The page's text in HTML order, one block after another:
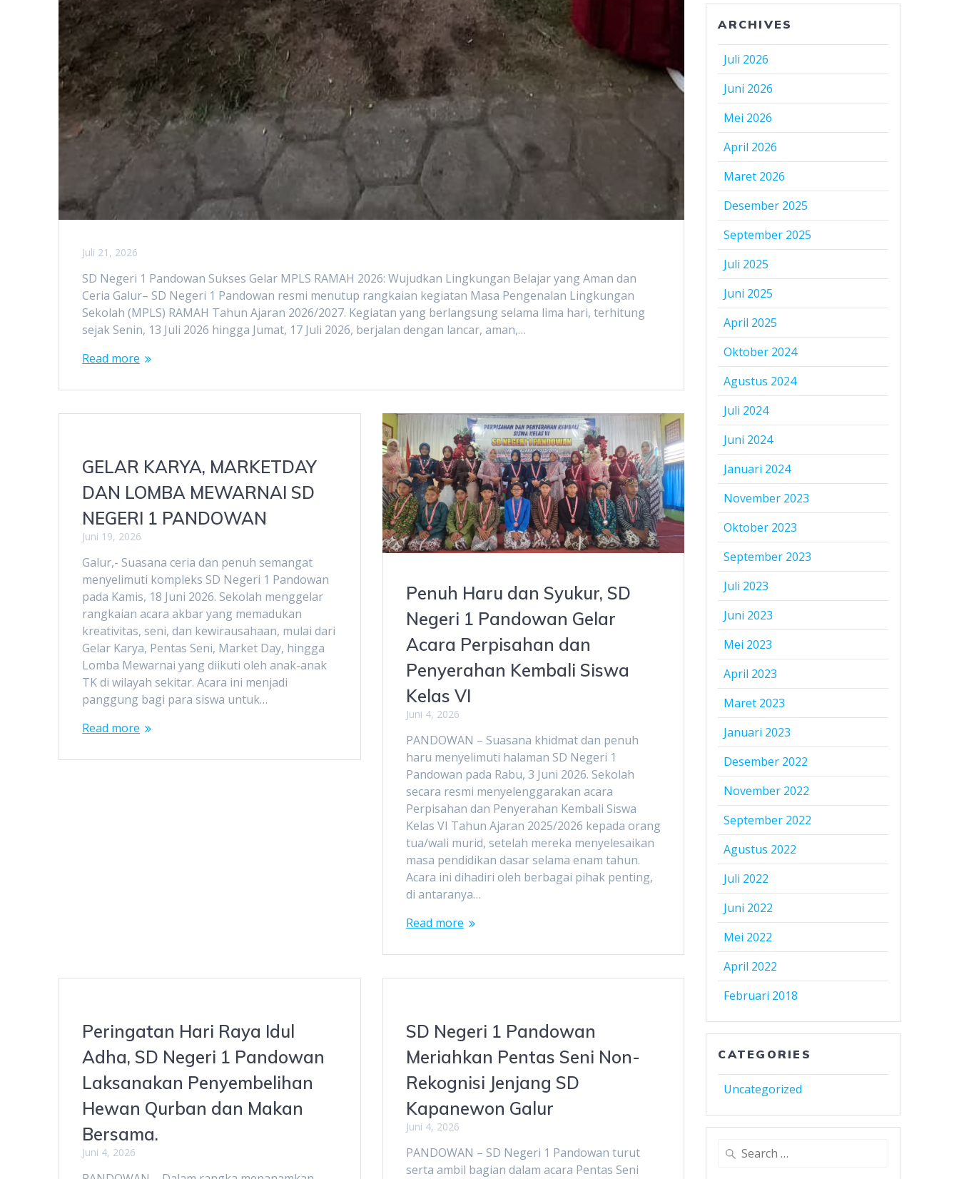
Juli 21, 2026
SD Negeri 1 Pandowan Sukses Gelar MPLS RAMAH 2026: Wujudkan Lingkungan Belajar yang Aman dan
Ceria Galur– SD Negeri 1 Pandowan resmi menutup rangkaian kegiatan Masa Pengenalan Lingkungan
Sekolah (MPLS) RAMAH Tahun Ajaran 2026/2027. Kegiatan yang berlangsung selama lima hari, terhitung
sejak Senin, 13 Juli 2026 hingga Jumat, 17 Juli 2026, berjalan dengan lancar, aman,…
Read more
GELAR KARYA, MARKETDAY
DAN LOMBA MEWARNAI SD
NEGERI 1 PANDOWAN
Juni 19, 2026
Galur,- Suasana ceria dan penuh semangat
menyelimuti kompleks SD Negeri 1 Pandowan
pada Kamis, 18 Juni 2026. Sekolah menggelar
rangkaian acara akbar yang memadukan
kreativitas, seni, dan kewirausahaan, mulai dari
Gelar Karya, Pentas Seni, Market Day, hingga
Lomba Mewarnai yang diikuti oleh anak-anak
TK di wilayah sekitar. Acara ini menjadi
panggung bagi para siswa untuk…
Read more
Penuh Haru dan Syukur, SD
Negeri 1 Pandowan Gelar
Acara Perpisahan dan
Penyerahan Kembali Siswa
Kelas VI
Juni 4, 2026
PANDOWAN – Suasana khidmat dan penuh
haru menyelimuti halaman SD Negeri 1
Pandowan pada Rabu, 3 Juni 2026. Sekolah
secara resmi menyelenggarakan acara
Perpisahan dan Penyerahan Kembali Siswa
Kelas VI Tahun Ajaran 2025/2026 kepada orang
tua/wali murid, setelah mereka menyelesaikan
masa pendidikan dasar selama enam tahun.
Acara ini dihadiri oleh berbagai pihak penting,
di antaranya…
Read more
Peringatan Hari Raya Idul
Adha, SD Negeri 1 Pandowan
Laksanakan Penyembelihan
Hewan Qurban dan Makan
Bersama.
Juni 4, 2026
SD Negeri 1 Pandowan
Meriahkan Pentas Seni Non-
Rekognisi Jenjang SD
Kapanewon Galur
Juni 4, 2026
PANDOWAN – SD Negeri 1 Pandowan turut
serta ambil bagian dalam acara Pentas Seni
ARCHIVES
Juli 2026
Juni 2026
Mei 2026
April 2026
Maret 2026
Desember 2025
September 2025
Juli 2025
Juni 2025
April 2025
Oktober 2024
Agustus 2024
Juli 2024
Juni 2024
Januari 2024
November 2023
Oktober 2023
September 2023
Juli 2023
Juni 2023
Mei 2023
April 2023
Maret 2023
Januari 2023
Desember 2022
November 2022
September 2022
Agustus 2022
Juli 2022
Juni 2022
Mei 2022
April 2022
Februari 2018
CATEGORIES
Uncategorized